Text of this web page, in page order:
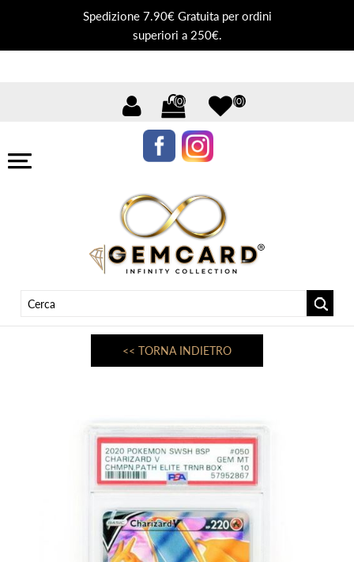
Spedizione 7.90€ Gratuita per ordini
superiori a 250€.
(0) (0)
<< TORNA INDIETRO